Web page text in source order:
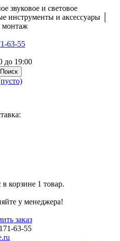
звуковое и световое
инструменты и аксессуары │
монтаж
63-55
до 19:00
Поиск
в корзине 1 товар.
у менеджера!
заказ
63-55